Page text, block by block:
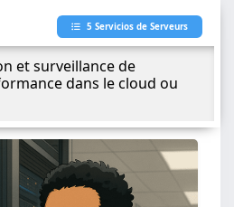
5 Servicios de Serveurs
et surveillance de
dans le cloud ou